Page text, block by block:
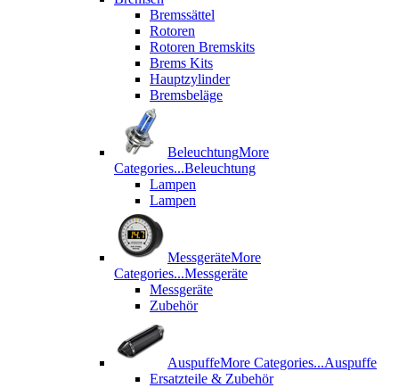
Bremssättel
Rotoren
Rotoren Bremskits
Brems Kits
Hauptzylinder
Bremsbeläge
BeleuchtungMore
Categories...Beleuchtung
Lampen
Lampen
MessgeräteMore
Categories...Messgeräte
Messgeräte
Zubehör
AuspuffeMore Categories...Auspuffe
Ersatzteile & Zubehör